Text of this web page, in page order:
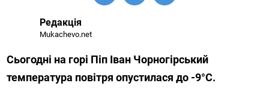
Редакція
Mukachevo.net
Сьогодні на горі Піп Іван Чорногірський
температура повітря опустилася до -9°С.